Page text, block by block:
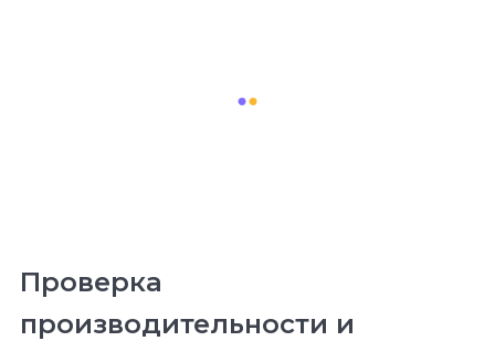
Проверка
производительности и